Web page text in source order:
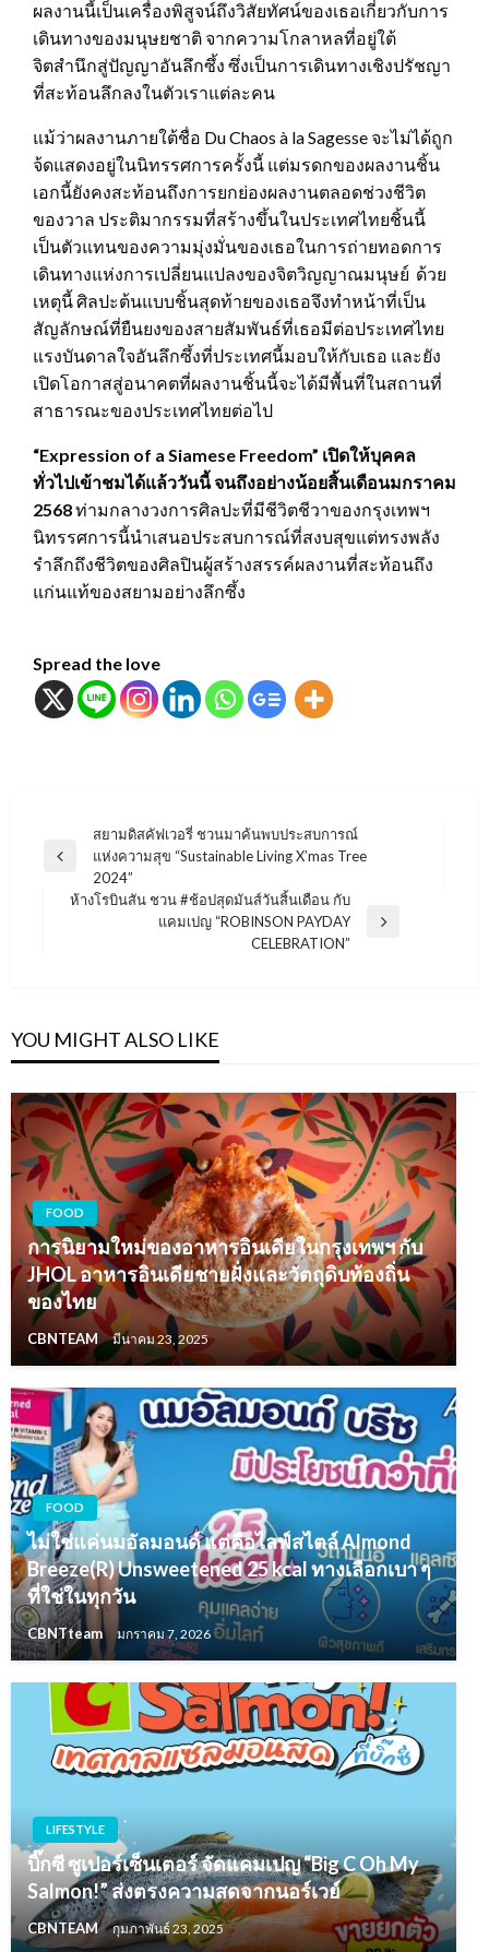
ผลงานนี้เป็นเครื่องพิสูจน์ถึงวิสัยทัศน์ของเธอเกี่ยวกับการ
เดินทางของมนุษยชาติ จากความโกลาหลที่อยู่ใต้
จิตสำนึกสู่ปัญญาอันลึกซึ้ง ซึ่งเป็นการเดินทางเชิงปรัชญา
ที่สะท้อนลึกลงในตัวเราแต่ละคน
แม้ว่าผลงานภายใต้ชื่อ Du Chaos à la Sagesse จะไม่ได้ถูก
จ้ดแสดงอยู่ในนิทรรศการครั้งนี้ แต่มรดกของผลงานชิ้น
เอกนี้ยังคงสะท้อนถึงการยกย่องผลงานตลอดช่วงชีวิต
ของวาล ประติมากรรมที่สร้างขึ้นในประเทศไทยชิ้นนี้
เป็นตัวแทนของความมุ่งมั่นของเธอในการถ่ายทอดการ
เดินทางแห่งการเปลี่ยนแปลงของจิตวิญญาณมนุษย์ ด้วย
เหตุนี้ ศิลปะต้นแบบชิ้นสุดท้ายของเธอจึงทำหน้าที่เป็น
สัญลักษณ์ที่ยืนยงของสายสัมพันธ์ที่เธอมีต่อประเทศไทย
แรงบันดาลใจอันลึกซึ้งที่ประเทศนี้มอบให้กับเธอ และยัง
เปิดโอกาสสู่อนาคตที่ผลงานชิ้นนี้จะได้มีพื้นที่ในสถานที่
สาธารณะของประเทศไทยต่อไป
“Expression of a Siamese Freedom” เปิดให้บุคคล
ทั่วไปเข้าชมได้แล้ววันนี้ จนถึงอย่างน้อยสิ้นเดือนมกราคม
2568ท่ามกลางวงการศิลปะที่มีชีวิตชีวาของกรุงเทพฯ
นิทรรศการนี้นำเสนอประสบการณ์ที่สงบสุขแต่ทรงพลัง
รำลึกถึงชีวิตของศิลปินผู้สร้างสรรค์ผลงานที่สะท้อนถึง
แก่นแท้ของสยามอย่างลึกซึ้ง
Spread the love
แนะแนว
เรื่อง
Previous
สยามดิสคัฟเวอรี่ ชวนมาค้นพบประสบการณ์
แห่งความสุข “Sustainable Living X’mas Tree
2024”
ห้างโรบินสัน ชวน #ช้อปสุดมันส์วันสิ้นเดือน กับ
แคมเปญ “ROBINSON PAYDAY
CELEBRATION”
YOU MIGHT ALSO LIKE
FOOD
การนิยามใหม่ของอาหารอินเดียในกรุงเทพฯ กับ
JHOL อาหารอินเดียชายฝั่งและวัตถุดิบท้องถิ่น
ของไทย
CBNTEAM มีนาคม 23, 2025
FOOD
ไม่ใช่แค่นมอัลมอนด์ แต่คือไลฟ์สไตล์ Almond
Breeze(R) Unsweetened 25 kcal ทางเลือกเบา ๆ
ที่ใช่ในทุกวัน
CBNTteam มกราคม 7, 2026
LIFESTYLE
บิ๊กซี ซูเปอร์เซ็นเตอร์ จัดแคมเปญ “Big C Oh My
Salmon!” ส่งตรงความสดจากนอร์เวย์
CBNTEAM กุมภาพันธ์ 23, 2025